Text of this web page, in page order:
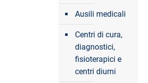
Ausili medicali
Centri di cura,
diagnostici,
fisioterapici e
centri diurni